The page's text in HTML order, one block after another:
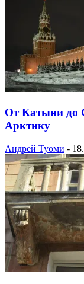
От Катыни до
Арктику
Андрей Туоми -